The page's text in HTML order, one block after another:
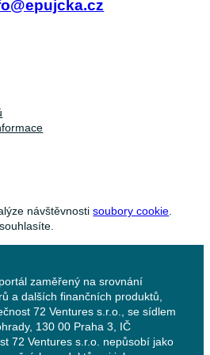
návštěvnostisoubory cookie.
zaměřený na srovnání
a dalších finančních produktů,
72 Ventures s.r.o., se sídlem
130 00 Praha 3, IČ
72 Ventures s.r.o. nepůsobí jako